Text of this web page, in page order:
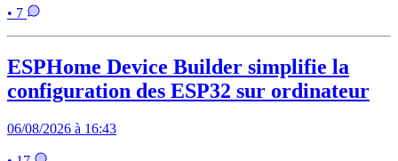
• 7
ESPHome Device Builder simplifie la
configuration des ESP32 sur ordinateur
06/08/2026 à 16:43